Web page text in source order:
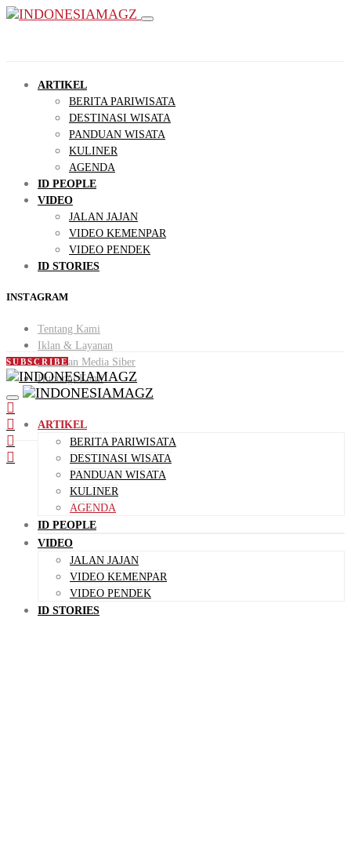
ARTIKEL
BERITA PARIWISATA
DESTINASI WISATA
PANDUAN WISATA
KULINER
AGENDA
ID PEOPLE
VIDEO
JALAN JAJAN
VIDEO KEMENPAR
VIDEO PENDEK
ID STORIES
INSTAGRAM
Tentang Kami
Iklan & Layanan
Pedoman Media Siber
Hubungi Kami
SUBSCRIBE
ARTIKEL
BERITA PARIWISATA
DESTINASI WISATA
PANDUAN WISATA
KULINER
AGENDA
ID PEOPLE
VIDEO
JALAN JAJAN
VIDEO KEMENPAR
VIDEO PENDEK
ID STORIES